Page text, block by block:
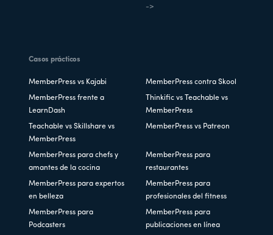
->
Casos prácticos
MemberPress vs Kajabi MemberPress contra Skool
MemberPress frente a
LearnDash
Thinkific vs Teachable vs
MemberPress
Teachable vs Skillshare vs
MemberPress
MemberPress vs Patreon
MemberPress para chefs y
amantes de la cocina
MemberPress para
restaurantes
MemberPress para expertos
en belleza
MemberPress para
profesionales del fitness
MemberPress para
Podcasters
MemberPress para
publicaciones en línea